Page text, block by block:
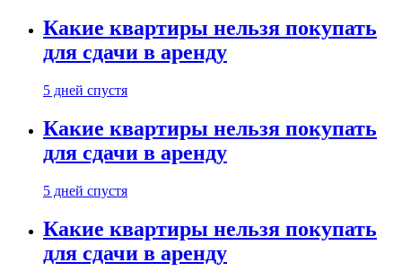
Какие квартиры нельзя покупать
для сдачи в аренду
5 дней спустя
Какие квартиры нельзя покупать
для сдачи в аренду
5 дней спустя
Какие квартиры нельзя покупать
для сдачи в аренду